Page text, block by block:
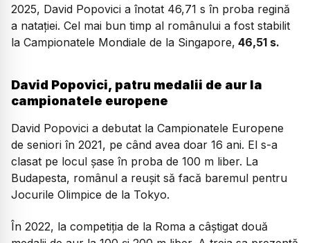
2025, David Popovici a înotat 46,71 s în proba regină
a natației. Cel mai bun timp al românului a fost stabilit
la Campionatele Mondiale de la Singapore, 46,51 s.
David Popovici, patru medalii de aur la
campionatele europene
David Popovici a debutat la Campionatele Europene
de seniori în 2021, pe când avea doar 16 ani. El s-a
clasat pe locul șase în proba de 100 m liber. La
Budapesta, românul a reușit să facă baremul pentru
Jocurile Olimpice de la Tokyo.
În 2022, la competiția de la Roma a câștigat două